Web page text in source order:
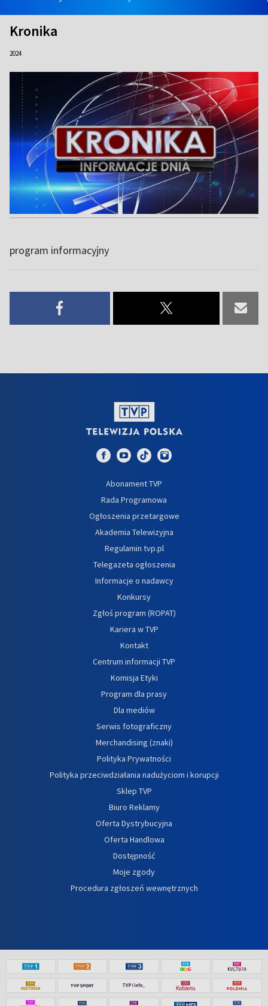
Kronika
2024
program informacyjny
Abonament TVP
Rada Programowa
Ogłoszenia przetargowe
Akademia Telewizyjna
Regulamin tvp.pl
Telegazeta ogłoszenia
Informacje o nadawcy
Konkursy
Zgłoś program (ROPAT)
Kariera w TVP
Kontakt
Centrum informacji TVP
Komisja Etyki
Program dla prasy
Dla mediów
Serwis fotograficzny
Merchandising (znaki)
Polityka Prywatności
Polityka przeciwdziałania nadużyciom i korupcji
Sklep TVP
Biuro Reklamy
Oferta Dystrybucyjna
Oferta Handlowa
Dostępność
Moje zgody
Procedura zgłoszeń wewnętrznych